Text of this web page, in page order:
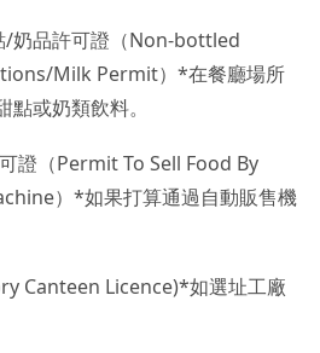
/奶品許可證（Non-bottled
Milk Permit）*在餐廳場所
或奶類飲料。
證（Permit To Sell Food By
）*如果打算通過自動販售機
Canteen Licence)*如選址工廠